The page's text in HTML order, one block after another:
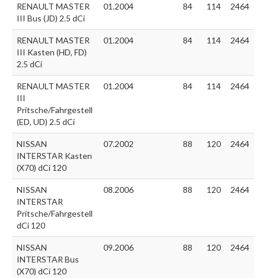
RENAULT MASTER
III Bus (JD) 2.5 dCi
01.2004 84 114 2464
RENAULT MASTER
III Kasten (HD, FD)
2.5 dCi
01.2004 84 114 2464
RENAULT MASTER
III
Pritsche/Fahrgestell
(ED, UD) 2.5 dCi
01.2004 84 114 2464
NISSAN
INTERSTAR Kasten
(X70) dCi 120
07.2002 88 120 2464
NISSAN
INTERSTAR
Pritsche/Fahrgestell
dCi 120
08.2006 88 120 2464
NISSAN
INTERSTAR Bus
(X70) dCi 120
09.2006 88 120 2464